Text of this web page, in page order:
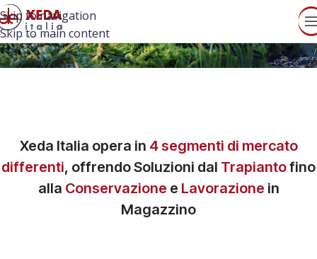
Skip to navigation
Skip to main content
Xeda Italia opera in 4 segmenti di mercato
differenti, offrendo Soluzioni dal Trapiantofino
alla Conservazione e Lavorazione in
Magazzino